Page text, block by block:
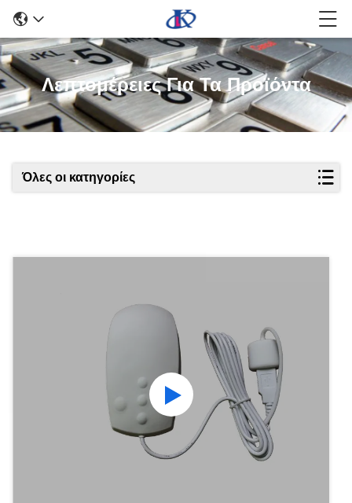
Λεπτομέρειες Για Τα Προϊόντα
Όλες οι κατηγορίες